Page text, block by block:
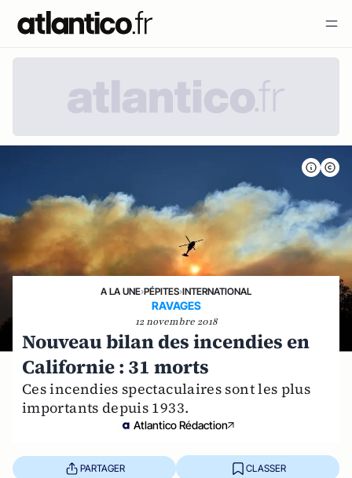
A LA UNE›PÉPITES›INTERNATIONAL
RAVAGES
12 novembre 2018
Nouveau bilan des incendies en
Californie : 31 morts
Ces incendies spectaculaires sont les plus
importants depuis 1933.
Atlantico Rédaction
PARTAGER CLASSER